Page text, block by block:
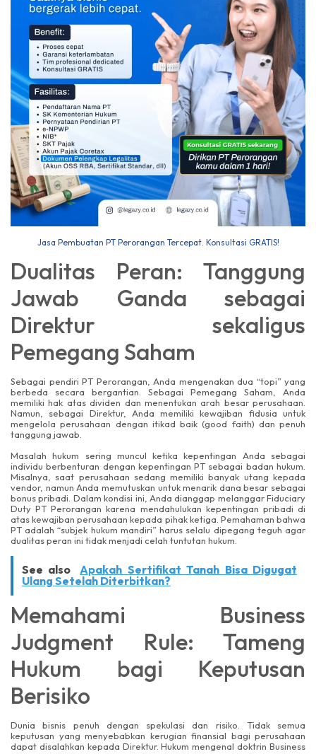
Jasa Pembuatan PT Perorangan Tercepat. Konsultasi GRATIS!
Dualitas Peran: Tanggung
Jawab Ganda sebagai
Direktur sekaligus
Pemegang Saham
Sebagai pendiri PT Perorangan, Anda mengenakan dua “topi” yang
berbeda secara bergantian. Sebagai Pemegang Saham, Anda
memiliki hak atas dividen dan menentukan arah besar perusahaan.
Namun, sebagai Direktur, Anda memiliki kewajiban fidusia untuk
mengelola perusahaan dengan itikad baik (good faith) dan penuh
tanggung jawab.
Masalah hukum sering muncul ketika kepentingan Anda sebagai
individu berbenturan dengan kepentingan PT sebagai badan hukum.
Misalnya, saat perusahaan sedang memiliki banyak utang kepada
vendor, namun Anda memutuskan untuk menarik dana besar sebagai
bonus pribadi. Dalam kondisi ini, Anda dianggap melanggar Fiduciary
Duty PT Perorangan karena mendahulukan kepentingan pribadi di
atas kewajiban perusahaan kepada pihak ketiga. Pemahaman bahwa
PT adalah “subjek hukum mandiri” harus selalu dipegang teguh agar
dualitas peran ini tidak menjadi celah tuntutan hukum.
See also
Apakah Sertifikat Tanah Bisa Digugat
Ulang Setelah Diterbitkan?
Memahami Business
Judgment Rule: Tameng
Hukum bagi Keputusan
Berisiko
Dunia bisnis penuh dengan spekulasi dan risiko. Tidak semua
keputusan yang menyebabkan kerugian finansial bagi perusahaan
dapat disalahkan kepada Direktur. Hukum mengenal doktrin Business